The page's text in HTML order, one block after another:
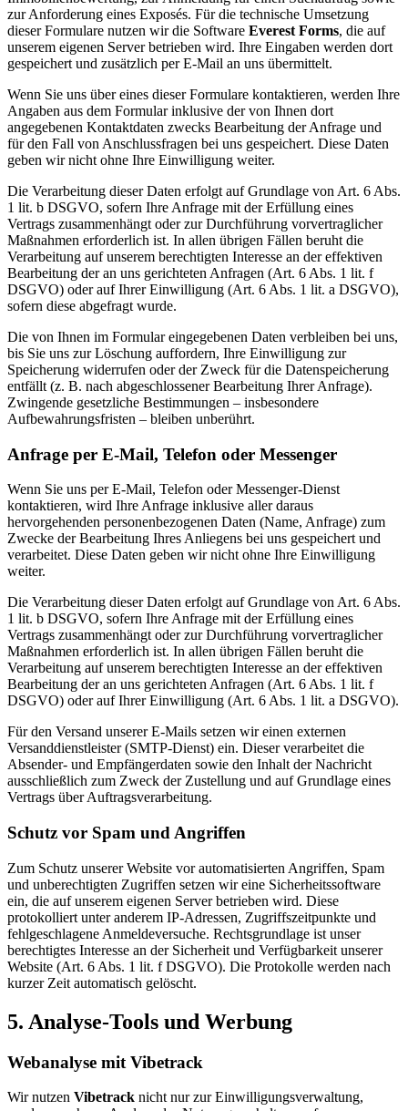
zur Anforderung eines Exposés. Für die technische Umsetzung
dieser Formulare nutzen wir die Software Everest Forms, die auf
unserem eigenen Server betrieben wird. Ihre Eingaben werden dort
gespeichert und zusätzlich per E-Mail an uns übermittelt.
Wenn Sie uns über eines dieser Formulare kontaktieren, werden Ihre
Angaben aus dem Formular inklusive der von Ihnen dort
angegebenen Kontaktdaten zwecks Bearbeitung der Anfrage und
für den Fall von Anschlussfragen bei uns gespeichert. Diese Daten
geben wir nicht ohne Ihre Einwilligung weiter.
Die Verarbeitung dieser Daten erfolgt auf Grundlage von Art. 6 Abs.
1 lit. b DSGVO, sofern Ihre Anfrage mit der Erfüllung eines
Vertrags zusammenhängt oder zur Durchführung vorvertraglicher
Maßnahmen erforderlich ist. In allen übrigen Fällen beruht die
Verarbeitung auf unserem berechtigten Interesse an der effektiven
Bearbeitung der an uns gerichteten Anfragen (Art. 6 Abs. 1 lit. f
DSGVO) oder auf Ihrer Einwilligung (Art. 6 Abs. 1 lit. a DSGVO),
sofern diese abgefragt wurde.
Die von Ihnen im Formular eingegebenen Daten verbleiben bei uns,
bis Sie uns zur Löschung auffordern, Ihre Einwilligung zur
Speicherung widerrufen oder der Zweck für die Datenspeicherung
entfällt (z. B. nach abgeschlossener Bearbeitung Ihrer Anfrage).
Zwingende gesetzliche Bestimmungen – insbesondere
Aufbewahrungsfristen – bleiben unberührt.
Anfrage per E-Mail, Telefon oder Messenger
Wenn Sie uns per E-Mail, Telefon oder Messenger-Dienst
kontaktieren, wird Ihre Anfrage inklusive aller daraus
hervorgehenden personenbezogenen Daten (Name, Anfrage) zum
Zwecke der Bearbeitung Ihres Anliegens bei uns gespeichert und
verarbeitet. Diese Daten geben wir nicht ohne Ihre Einwilligung
weiter.
Die Verarbeitung dieser Daten erfolgt auf Grundlage von Art. 6 Abs.
1 lit. b DSGVO, sofern Ihre Anfrage mit der Erfüllung eines
Vertrags zusammenhängt oder zur Durchführung vorvertraglicher
Maßnahmen erforderlich ist. In allen übrigen Fällen beruht die
Verarbeitung auf unserem berechtigten Interesse an der effektiven
Bearbeitung der an uns gerichteten Anfragen (Art. 6 Abs. 1 lit. f
DSGVO) oder auf Ihrer Einwilligung (Art. 6 Abs. 1 lit. a DSGVO).
Für den Versand unserer E-Mails setzen wir einen externen
Versanddienstleister (SMTP-Dienst) ein. Dieser verarbeitet die
Absender- und Empfängerdaten sowie den Inhalt der Nachricht
ausschließlich zum Zweck der Zustellung und auf Grundlage eines
Vertrags über Auftragsverarbeitung.
Schutz vor Spam und Angriffen
Zum Schutz unserer Website vor automatisierten Angriffen, Spam
und unberechtigten Zugriffen setzen wir eine Sicherheitssoftware
ein, die auf unserem eigenen Server betrieben wird. Diese
protokolliert unter anderem IP-Adressen, Zugriffszeitpunkte und
fehlgeschlagene Anmeldeversuche. Rechtsgrundlage ist unser
berechtigtes Interesse an der Sicherheit und Verfügbarkeit unserer
Website (Art. 6 Abs. 1 lit. f DSGVO). Die Protokolle werden nach
kurzer Zeit automatisch gelöscht.
5. Analyse-Tools und Werbung
Webanalyse mit Vibetrack
Wir nutzen Vibetrack nicht nur zur Einwilligungsverwaltung,